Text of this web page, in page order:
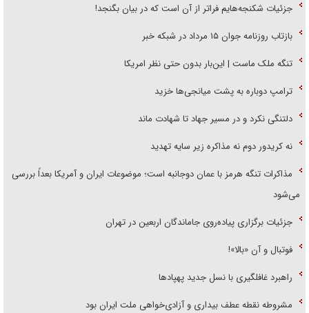
جزئیات شکنجه‌هایم فراتر از آن است که در بیان بگنجد!
بازتاب روزنامه جوان ۱۵ مرداد در شبکه خبر
تنگه ملک ماست | این‌بار بدون حتی نظر امریکا
ترامپ دوباره به پشت میانجی‌ها خزید
دلتنگی نکرد و در مسیر جهاد تا شهادت ماند
نه کریدور دوم نه مذاکره زیر سایه تهدید
مذاکرات تنگه هرمز با عمان دوجانبه است؛ موضوعات ایران و آمریکا بعداً بررسی
می‌شود
جزئیات برگزاری پیاده‌روی جاماندگان اربعین در تهران
فوتبال و آن «بالا»!
راهبرد غافلگیری با نسل جدید پهپاد‌ها
مشروطه نقطه عطف بیداری و آزادی‌خواهی ملت ایران بود